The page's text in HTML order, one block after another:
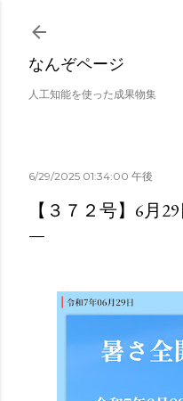
スキップして
なんぞページ
人工知能を使った成果物集
6/29/2025 01:34:00 午後
【３７２号】6月